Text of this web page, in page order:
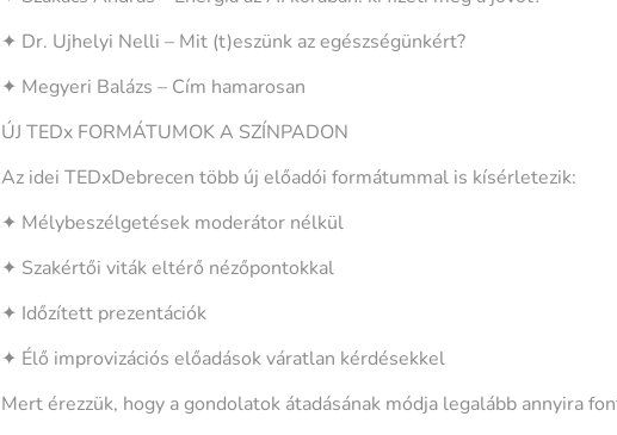
✦ Dr. Ujhelyi Nelli – Mit (t)eszünk az egészségünkért?
✦ Megyeri Balázs – Cím hamarosan
ÚJ TEDx FORMÁTUMOK A SZÍNPADON
Az idei TEDxDebrecen több új előadói formátummal is kísérletezik:
✦ Mélybeszélgetések moderátor nélkül
✦ Szakértői viták eltérő nézőpontokkal
✦ Időzített prezentációk
✦ Élő improvizációs előadások váratlan kérdésekkel
Mert érezzük, hogy a gondolatok átadásának módja legalább annyira